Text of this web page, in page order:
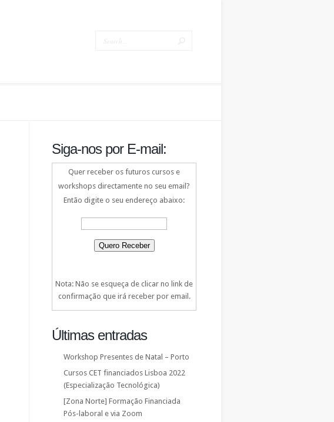
Siga-nos por E-mail:
Quer receber os futuros cursos e
workshops directamente no seu email?
Então digite o seu endereço abaixo:
Nota: Não se esqueça de clicar no link de
confirmação que irá receber por email.
Últimas entradas
Workshop Presentes de Natal – Porto
Cursos CET financiados Lisboa 2022
(Especialização Tecnológica)
[Zona Norte] Formação Financiada
Pós-laboral e via Zoom